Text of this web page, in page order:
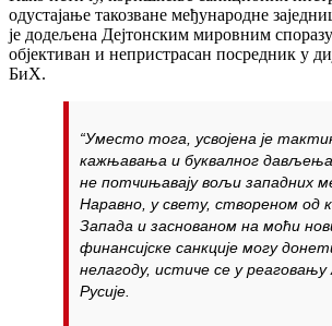
одустајање такозване међународне
је додељена Дејтонским мировним
објективан и непристрасан посредник у
БиХ.
“Уместо тога, усвојена је
кажњавања и буквалног дављења
не потчињавају вољи западних
Наравно, у свету, створеном од
Запада и заснованом на моћи
финансијске санкције могу
нелагоду, истиче се у
Русије.